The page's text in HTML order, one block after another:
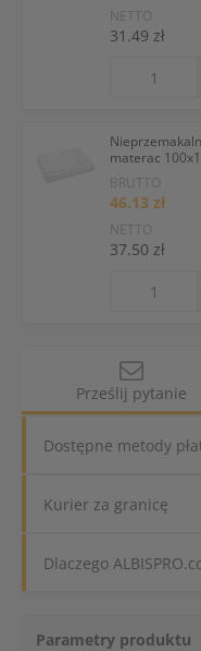
NETTO
31.49 zł
materac
BRUTTO
46.13 zł
NETTO
37.50 zł
Prześlij pytanie
Dostępne metody
Kurier za granicę
Dlaczego
Parametry produktu